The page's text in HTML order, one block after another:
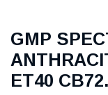
GMP
ET40